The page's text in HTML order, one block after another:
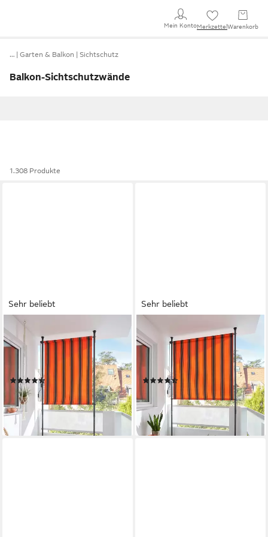
Mein KontoMerkzettel Warenkorb
… Garten & Balkon Sichtschutz
Balkon-Sichtschutzwände
1.308 Produkte
Sehr beliebt
Senkrechtmarkise Marbella
Vista BxH: 120x225 cm, mit
Teleskop-Funktion
85,49 €
lieferbar - in 4-5 Werktagen bei dir
Sehr beliebt
Senkrechtmarkise Costa Azul
BxH: 150x225 cm, mit
Teleskop-Funktion
(64)
68,49 € UVP 93,60 €
-27%
lieferbar - in 4-5 Werktagen bei dir